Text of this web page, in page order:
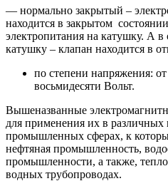
— нормально закрытый –
находится в закрытом
электропитания на катушку. А в
катушку – клапан находится в
по степени напряжения:
восьмидесяти Вольт.
Вышеназванные
для применения их в
промышленных сферах, к
нефтяная промышленность,
промышленности, а также,
водных трубопроводах.